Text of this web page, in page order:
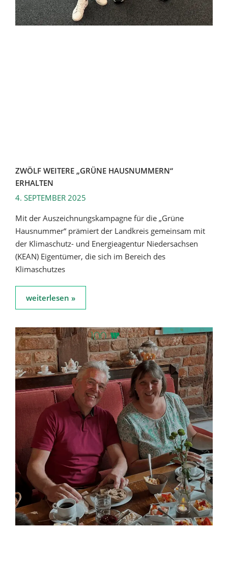
ZWÖLF WEITERE „GRÜNE HAUSNUMMERN“
ERHALTEN
4. SEPTEMBER 2025
Mit der Auszeichnungskampagne für die „Grüne
Hausnummer“ prämiert der Landkreis gemeinsam mit
der Klimaschutz- und Energieagentur Niedersachsen
(KEAN) Eigentümer, die sich im Bereich des
Klimaschutzes
weiterlesen »